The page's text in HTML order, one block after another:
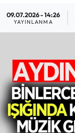
09.07.2026 - 14:26
YAYINLANMA
SAĞLIK
SPOR
TARIM
TURİZM